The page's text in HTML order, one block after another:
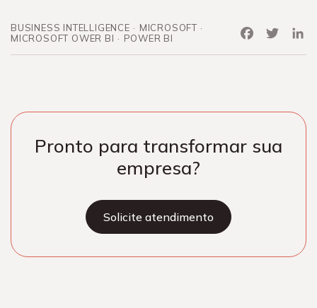
BUSINESS INTELLIGENCE
MICROSOFT
MICROSOFT OWER BI
POWER BI FacebookTwitter
Pronto para transformar sua
empresa?
Solicite atendimento